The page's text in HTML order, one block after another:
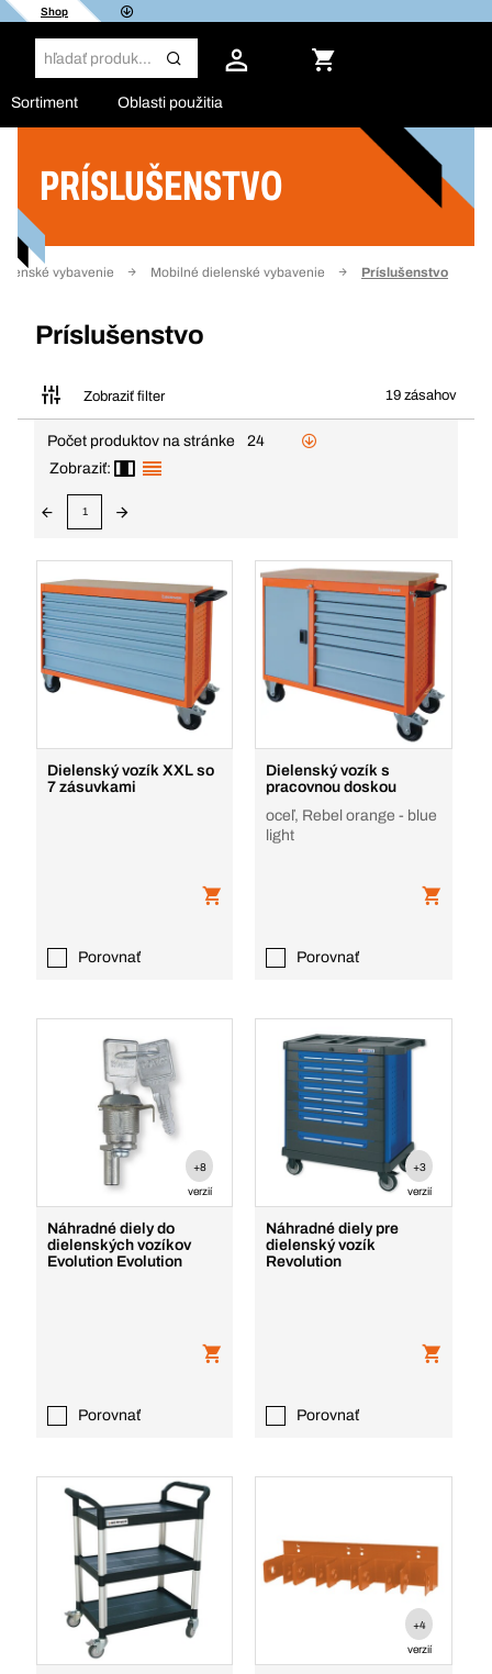
Shop
Sortiment Oblasti použitia
PRÍSLUŠENSTVO
vybavenie Mobilné dielenské vybavenie Príslušenstvo
Príslušenstvo
Zobraziť filter 19 zásahov
Filter
Počet produktov na stránke
24
Zobraziť:
1
Dielenský vozík XXL so
7 zásuvkami
Porovnať
Dielenský vozík s
pracovnou doskou
oceľ, Rebel orange - blue
light
Porovnať
+8
verzií
Náhradné diely do
dielenských vozíkov
Evolution Evolution
Porovnať
+3
verzií
Náhradné diely pre
dielenský vozík
Revolution
Porovnať
+4
verzií